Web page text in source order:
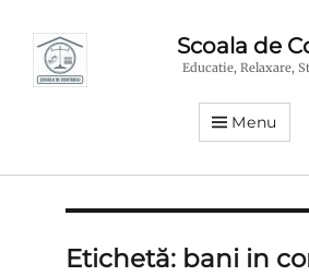
Scoala de
Educatie, Relaxare,
Menu
Etichetă: bani in